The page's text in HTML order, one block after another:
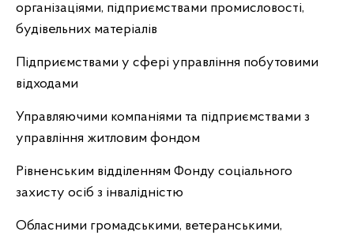
організаціями, підприємствами промисловості,
будівельних матеріалів
Підприємствами у сфері управління побутовими
відходами
Управляючими компаніями та підприємствами з
управління житловим фондом
Рівненським відділенням Фонду соціального
захисту осіб з інвалідністю
Обласними громадськими, ветеранськими,